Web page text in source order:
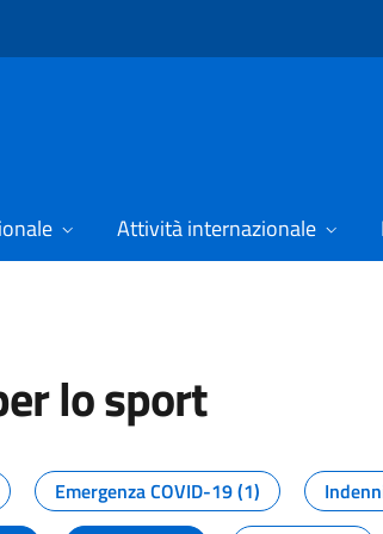
Attività internazionale
lo sport
dal Dipartimento
Emergenza COVID-19 (1)